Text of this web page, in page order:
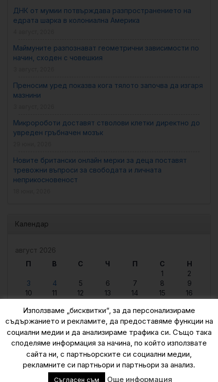
ДНК от мумии потвърждава разпространението на
едрата шарка в колониална Америка
Маймуните разпознават геометрични зависимости по
начин, сходен с човешкия
Преносим уред показва кога тялото започва да изгаря
мазнини
Микророботи доставят стволови клетки директно до
увреден гръбначен мозък
Новите британски онлайн мерки за деца поставят
тревожни въпроси за свободата и личната
неприкосновеност
Календар
август 2026
П
В С Ч П С
Н
1
2
3
4 5 6 7 8
9
10
11 12 13 14 15
16
24
25 26 27 28 29
30
31
« юни
© 2015 — 2026
Използваме „бисквитки“, за да персонализираме
съдържанието и рекламите, да предоставяме функции на
социални медии и да анализираме трафика си. Също така
споделяме информация за начина, по който използвате
сайта ни, с партньорските си социални медии,
рекламните си партньори и партньори за анализ.
Съгласен съм Още информация